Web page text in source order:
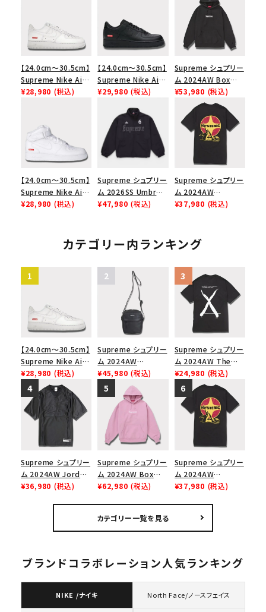
【24.0cm～30.5cm】
Supreme Nike Air
Force 1 Low シュプ
ューズ ホワイト
¥28,980 (税込)
【24.0cm～30.5cm】
Supreme Nike Air
Force 1 Low シュプ
ース１スニーカー シ
ューズ ブラック
¥29,980 (税込)
Supreme シュプリー
ム 2024AW Box
Logo Hooded
Sweatshirt ボック
スロゴフードパーカー
ブラック 黒
¥53,980 (税込)
【24.0cm～30.5cm】
Supreme Nike Air
Force 1 Mid シュプ
ューズ ホワイト 白
¥28,980 (税込)
Supreme シュプリー
ム 2026SS Umbro
Rhinestone Track
ジャケット ブラック
¥47,980 (税込)
Supreme シュプリー
ム 2024AW
Hysteric Glamour
プTシャツ ブラック
黒
¥37,980 (税込)
カテゴリー内ランキング
【24.0cm～30.5cm】
Supreme Nike Air
Force 1 Low シュプ
リーム ナイキエアフォ
ース１スニーカー シ
ューズ ホワイト
¥28,980 (税込)
Supreme シュプリー
ム 2024AW
Leather Shoulder
Bag レザーショルダ
ーバッグ ブラック 黒
¥45,980 (税込)
Supreme シュプリー
ム 2024AW The
North Face S/S
Top Tee ノースフェ
イスショートスリーブ
トップTシャツ ブラッ
¥24,980 (税込)
Supreme シュプリー
ム 2024AW Jordan
Warm Up Jersey ジ
¥36,980 (税込)
Supreme シュプリー
ム 2024AW Box
Logo Hooded
ダスティーピンク
¥62,980 (税込)
Supreme シュプリー
ム 2024AW
Hysteric Glamour
プTシャツ ブラック
黒
¥37,980 (税込)
カテゴリー一覧を見る
ブランドコラボレーション人気ランキング
NIKE /ナイキ North Face/ノースフェイス